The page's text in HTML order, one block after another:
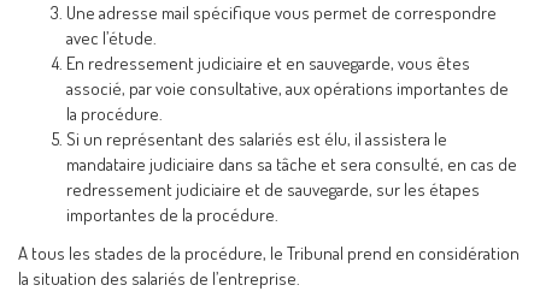
Une adresse mail spécifique vous permet de correspondre
avec l’étude.
En redressement judiciaire et en sauvegarde, vous êtes
associé, par voie consultative, aux opérations importantes de
la procédure.
Si un représentant des salariés est élu, il assistera le
mandataire judiciaire dans sa tâche et sera consulté, en cas de
redressement judiciaire et de sauvegarde, sur les étapes
importantes de la procédure.
A tous les stades de la procédure, le Tribunal prend en considération
la situation des salariés de l’entreprise.